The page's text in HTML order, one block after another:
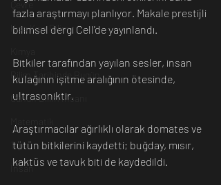
Çevre
Kısa Kısa Bilim
Bilim Tarihinde Bugün
Günün Bilim İnsanı
Tıp
İnsan
fazla araştırmayı planlıyor. Makale prestijli
bilimsel dergi Cell'de yayınlandı.
Bitkiler tarafından yayılan sesler, insan
kulağının işitme aralığının ötesinde,
ultrasoniktir.
Araştırmacılar ağırlıklı olarak domates ve
tütün bitkilerini kaydetti; buğday, mısır,
kaktüs ve tavuk biti de kaydedildi.